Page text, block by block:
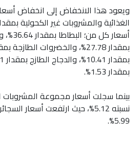
ويعود هذا الانخفاض إلى انخفاض
أسعار
بمقدار 1.53%.
بينما سجلت أسعار مجموعة المشروبات
نسبته 5.12%، حيث ارتفعت أسعار
5.99%.